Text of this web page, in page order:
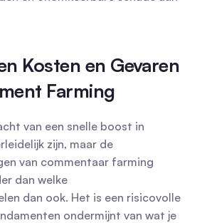
Kosten en Gevaren
Farming
van een snelle boost in
zijn, maar de
van commentaar farming
dan welke
dan ook. Het is een risicovolle
ondermijnt van wat je